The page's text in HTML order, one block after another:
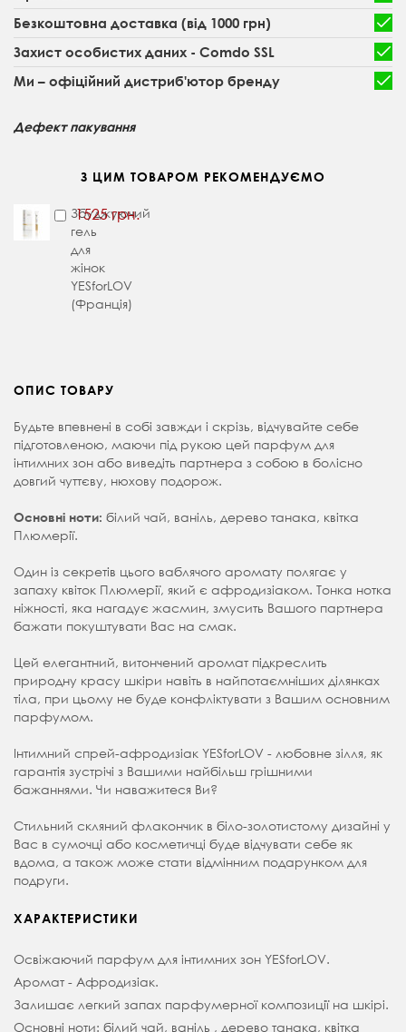
Безкоштовна доставка (від 1000 грн)
Захист особистих даних - Comdo SSL
Ми – офіційний дистриб'ютор бренду
Дефект пакування
З ЦИМ ТОВАРОМ РЕКОМЕНДУЄМО
Збуджуючий
гель
для
жінок
YESforLOV
(Франція)
1525 грн.
ОПИС ТОВАРУ
Будьте впевнені в собі завжди і скрізь, відчувайте себе
підготовленою, маючи під рукою цей парфум для
інтимних зон або виведіть партнера з собою в болісно
довгий чуттєву, нюхову подорож.
Основні ноти: білий чай, ваніль, дерево танака, квітка
Плюмерії.
Один із секретів цього ваблячого аромату полягає у
запаху квіток Плюмерії, який є афродизіаком. Тонка нотка
ніжності, яка нагадує жасмин, змусить Вашого партнера
бажати покуштувати Вас на смак.
Цей елегантний, витончений аромат підкреслить
природну красу шкіри навіть в найпотаємніших ділянках
тіла, при цьому не буде конфліктувати з Вашим основним
парфумом.
Інтимний спрей-афродизіак YESforLOV - любовне зілля, як
гарантія зустрічі з Вашими найбільш грішними
бажаннями. Чи наважитеся Ви?
Стильний скляний флакончик в біло-золотистому дизайні у
Вас в сумочці або косметичці буде відчувати себе як
вдома, а також може стати відмінним подарунком для
подруги.
ХАРАКТЕРИСТИКИ
Освіжаючий парфум для інтимних зон YESforLOV.
Аромат - Афродизіак.
Залишає легкий запах парфумерної композиції на шкірі.
Основні ноти: білий чай, ваніль , дерево танака, квітка